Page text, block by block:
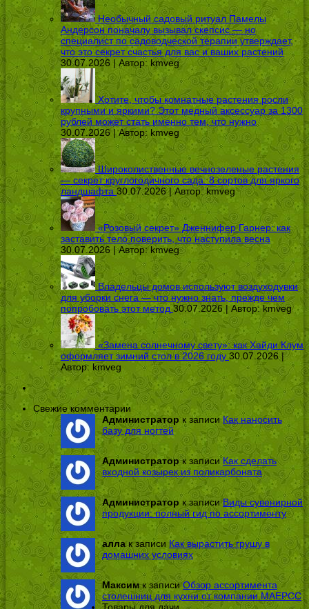
Необычный садовый ритуал Памелы
Андерсон поначалу вызывал скепсис — но
специалист по садоводческой терапии утверждает,
что это секрет счастья для вас и ваших растений
30.07.2026 | Автор: kmveg
Хотите, чтобы комнатные растения росли
крупными и яркими? Этот медный аксессуар за 1300
рублей может стать именно тем, что нужно
30.07.2026 | Автор: kmveg
Широколиственные вечнозеленые растения
— секрет круглогодичного сада: 8 сортов для яркого
ландшафта 30.07.2026 | Автор:kmveg
«Розовый секрет» Дженнифер Гарнер: как
заставить тело поверить, что наступила весна
30.07.2026 | Автор:kmveg
Владельцы домов используют воздуходувки
для уборки снега — что нужно знать, прежде чем
попробовать этот метод 30.07.2026 | Автор:kmveg
«Замена солнечному свету»: как Хайди Клум
оформляет зимний стол в 2026 году 30.07.2026 |
Автор: kmveg
Свежие комментарии
Администраторк записиКак наносить
базу для ногтей
Администраторк записиКак сделать
входной козырек из поликарбоната
Администратор к записиВиды сувенирной
продукции: полный гид по ассортименту
аллак записи Как вырастить грушу в
домашних условиях
Максимк записиОбзор ассортимента
столешниц для кухни от компании МАЕРСС